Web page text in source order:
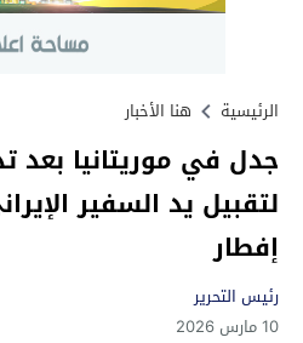
الرئيسية هنا الأخبار
جدل في موريتانيا
لتقبيل يد السفير
إفطار
رئيس التحرير
10 مارس 2026